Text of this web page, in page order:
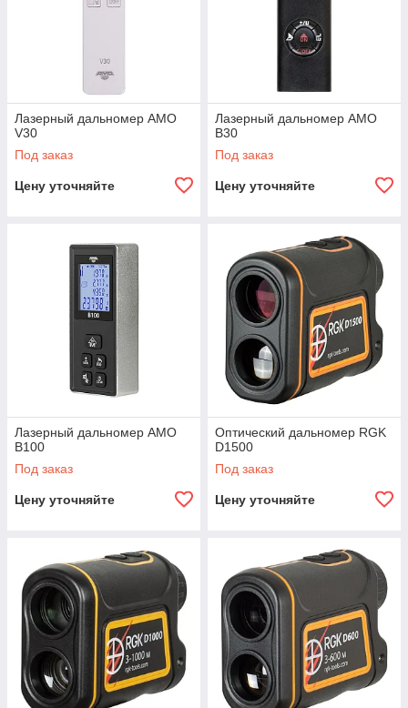
Лазерный дальномер AMO
V30
Под заказ
Цену уточняйте
Лазерный дальномер AMO
B30
Под заказ
Цену уточняйте
Лазерный дальномер AMO
B100
Под заказ
Цену уточняйте
Оптический дальномер RGK
D1500
Под заказ
Цену уточняйте